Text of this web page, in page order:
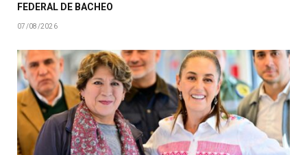
FEDERAL DE BACHEO
07/08/2026